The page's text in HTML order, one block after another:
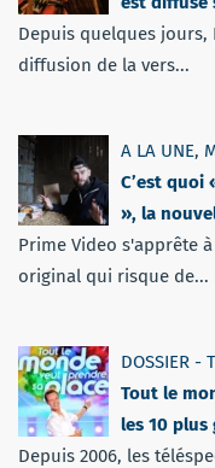
Depuis quelques jours,
diffusion de la vers...
A LA UNE,
C’est quoi
», la
Prime Video s'apprête
original qui risque de...
DOSSIER -
Tout le
les 10 plus
Depuis 2006, les